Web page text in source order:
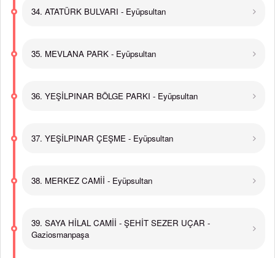
34. ATATÜRK BULVARI - Eyüpsultan
35. MEVLANA PARK - Eyüpsultan
36. YEŞİLPINAR BÖLGE PARKI - Eyüpsultan
37. YEŞİLPINAR ÇEŞME - Eyüpsultan
38. MERKEZ CAMİİ - Eyüpsultan
39. SAYA HİLAL CAMİİ - ŞEHİT SEZER UÇAR -
Gaziosmanpaşa